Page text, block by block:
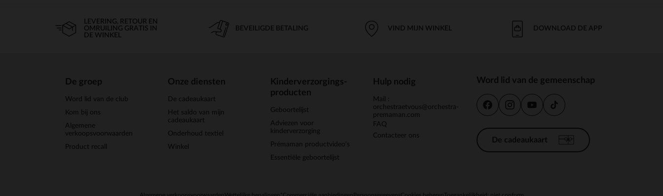
LEVERING, RETOUR EN
OMRUILING GRATIS IN
DE WINKEL
BEVEILIGDE BETALING VIND MIJN WINKEL DOWNLOAD DE APP
De groep
Word lid van de club
Kom bij ons
Algemene
verkoopsvoorwaarden
Product recall
Onze diensten
De cadeaukaart
Het saldo van mijn
cadeaukaart
Onderhoud textiel
Winkel
Kinderverzorgings-
producten
Geboortelijst
Adviezen voor
kinderverzorging
Prémaman productvideo's
Essentiële geboortelijst
Hulp nodig
Mail :
orchestraetvous@orchestra-
premaman.com
FAQ
Contacteer ons
Word lid van de gemeenschap
De cadeaukaart